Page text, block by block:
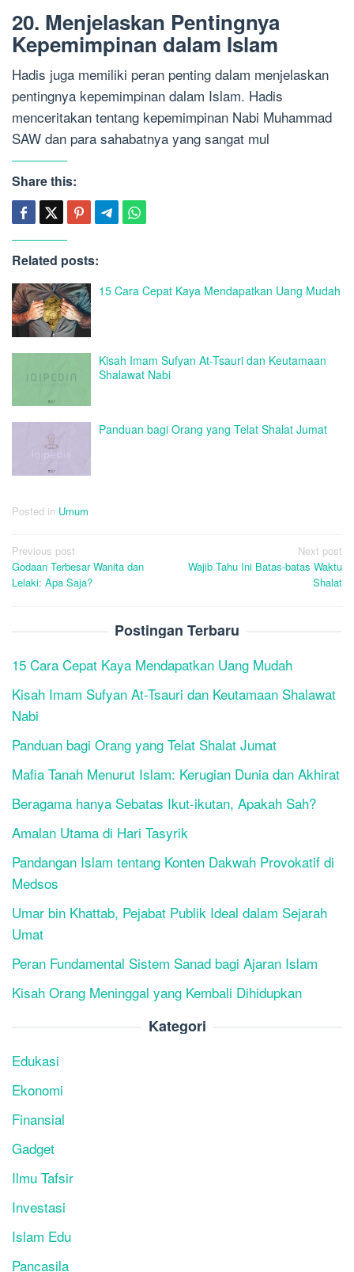
20. Menjelaskan Pentingnya
Kepemimpinan dalam Islam
Hadis juga memiliki peran penting dalam menjelaskan
pentingnya kepemimpinan dalam Islam. Hadis
menceritakan tentang kepemimpinan Nabi Muhammad
SAW dan para sahabatnya yang sangat mul
Share this:
Related posts:
15 Cara Cepat Kaya Mendapatkan Uang Mudah
Kisah Imam Sufyan At-Tsauri dan Keutamaan
Shalawat Nabi
Panduan bagi Orang yang Telat Shalat Jumat
Posted in Umum
Post
navigation
Previous post
Godaan Terbesar Wanita dan
Lelaki: Apa Saja?
Next post
Wajib Tahu Ini Batas-batas Waktu
Shalat
Postingan Terbaru
15 Cara Cepat Kaya Mendapatkan Uang Mudah
Kisah Imam Sufyan At-Tsauri dan Keutamaan Shalawat
Nabi
Panduan bagi Orang yang Telat Shalat Jumat
Mafia Tanah Menurut Islam: Kerugian Dunia dan Akhirat
Beragama hanya Sebatas Ikut-ikutan, Apakah Sah?
Amalan Utama di Hari Tasyrik
Pandangan Islam tentang Konten Dakwah Provokatif di
Medsos
Umar bin Khattab, Pejabat Publik Ideal dalam Sejarah
Umat
Peran Fundamental Sistem Sanad bagi Ajaran Islam
Kisah Orang Meninggal yang Kembali Dihidupkan
Kategori
Edukasi
Ekonomi
Finansial
Gadget
Ilmu Tafsir
Investasi
Islam Edu
Pancasila